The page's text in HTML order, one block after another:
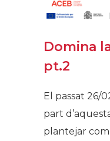
Domina
pt.2
El passat 26/
part
plantejar